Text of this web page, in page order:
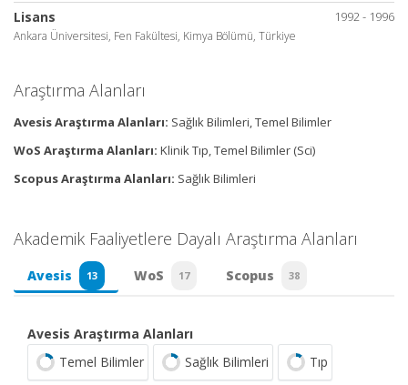
1992 - 1996
Lisans
Ankara Üniversitesi, Fen Fakültesi, Kimya Bölümü, Türkiye
Araştırma Alanları
Avesis Araştırma Alanları: Sağlık Bilimleri, Temel Bilimler
WoS Araştırma Alanları: Klinik Tıp, Temel Bilimler (Sci)
Scopus Araştırma Alanları: Sağlık Bilimleri
Akademik Faaliyetlere Dayalı Araştırma Alanları
Avesis 13 WoS 17 Scopus 38
Avesis Araştırma Alanları
Temel Bilimler
Sağlık Bilimleri Tıp